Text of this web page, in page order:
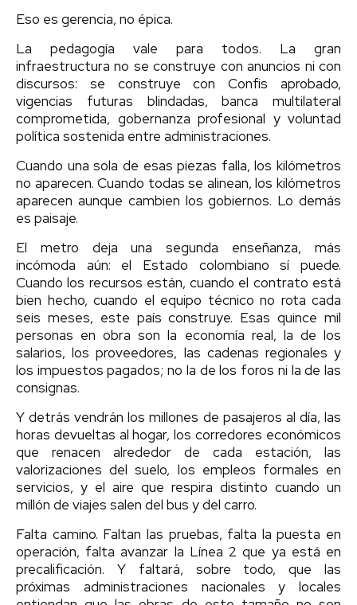
Eso es gerencia, no épica.
La pedagogía vale para todos. La gran
infraestructura no se construye con anuncios ni con
discursos: se construye con Confis aprobado,
vigencias futuras blindadas, banca multilateral
comprometida, gobernanza profesional y voluntad
política sostenida entre administraciones.
Cuando una sola de esas piezas falla, los kilómetros
no aparecen. Cuando todas se alinean, los kilómetros
aparecen aunque cambien los gobiernos. Lo demás
es paisaje.
El metro deja una segunda enseñanza, más
incómoda aún: el Estado colombiano sí puede.
Cuando los recursos están, cuando el contrato está
bien hecho, cuando el equipo técnico no rota cada
seis meses, este país construye. Esas quince mil
personas en obra son la economía real, la de los
salarios, los proveedores, las cadenas regionales y
los impuestos pagados; no la de los foros ni la de las
consignas.
Y detrás vendrán los millones de pasajeros al día, las
horas devueltas al hogar, los corredores económicos
que renacen alrededor de cada estación, las
valorizaciones del suelo, los empleos formales en
servicios, y el aire que respira distinto cuando un
millón de viajes salen del bus y del carro.
Falta camino. Faltan las pruebas, falta la puesta en
operación, falta avanzar la Línea 2 que ya está en
precalificación. Y faltará, sobre todo, que las
próximas administraciones nacionales y locales